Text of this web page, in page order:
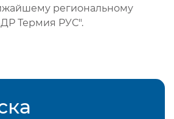
региональному
Термия РУС".